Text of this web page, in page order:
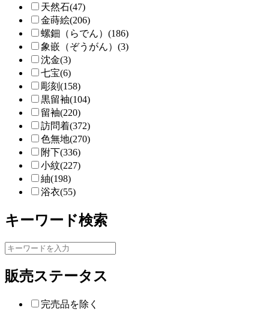
天然石(47)
金蒔絵(206)
螺鈿（らでん）(186)
象嵌（ぞうがん）(3)
沈金(3)
七宝(6)
彫刻(158)
黒留袖(104)
留袖(220)
訪問着(372)
色無地(270)
附下(336)
小紋(227)
紬(198)
浴衣(55)
キーワード検索
販売ステータス
完売品を除く